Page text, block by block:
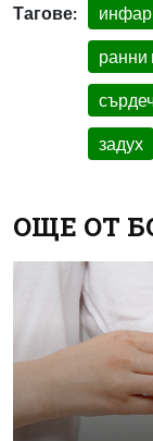
Тагове:
ранни
задух
ОЩЕ ОТ